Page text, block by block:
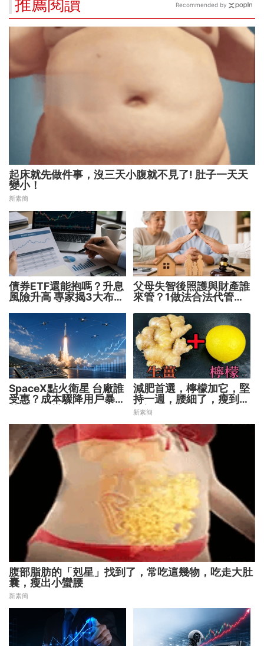
推薦閱讀
起床就先做件事，沒三天小腹就不見了! 肚子一天天
變小！
新素簡
債券ETF還能抱嗎？升息
風險升高 專家揭3大布局
父母失智後照護與財產誰
來管？1做法合法代管財
SpaceX點火衛星 台廠誰
受惠？成本驟降用戶暴增
減肥首選，檸檬加它，堅
持一週，腰細了，瘦到你
懷疑人生
新素簡
腹部脂肪的「剋星」找到了，常吃這幾物，吃走大肚
囊，瘦出小蠻腰
新素簡
Recommended by